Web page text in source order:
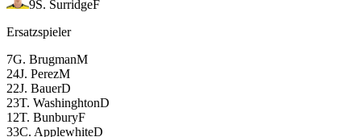
9S. SurridgeF
Ersatzspieler
7G. BrugmanM
24J. PerezM
22J. BauerD
23T. WashinghtonD
12T. BunburyF
33C. ApplewhiteD